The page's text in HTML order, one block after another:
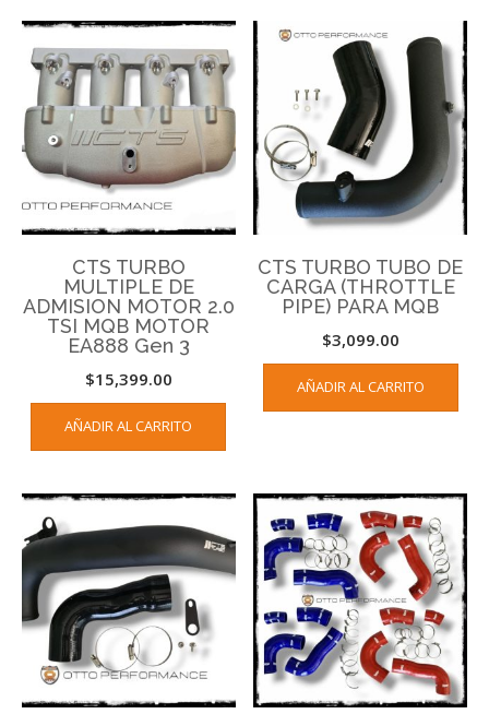
CTS TURBO
MULTIPLE DE
ADMISION MOTOR 2.0
TSI MQB MOTOR
EA888 Gen 3
$15,399.00
AÑADIR AL CARRITO
CTS TURBO TUBO DE
CARGA (THROTTLE
PIPE) PARA MQB
$3,099.00
AÑADIR AL CARRITO